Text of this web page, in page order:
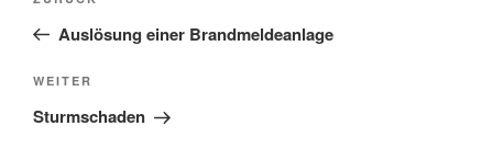
Auslösung einer Brandmeldeanlage
WEITER
Sturmschaden